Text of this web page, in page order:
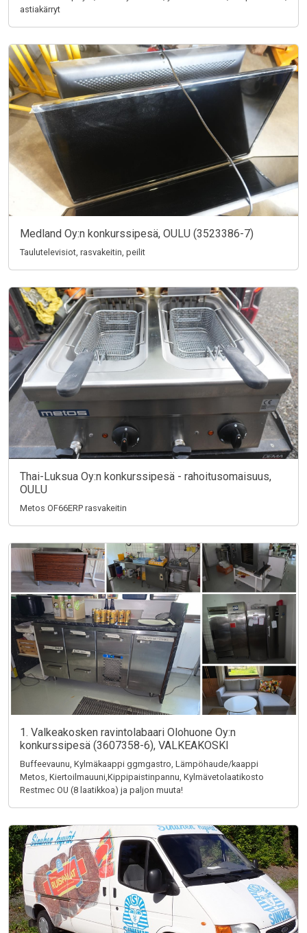
astiakärryt
Medland Oy:n konkurssipesä, OULU (3523386-7)
Taulutelevisiot, rasvakeitin, peilit
Thai-Luksua Oy:n konkurssipesä - rahoitusomaisuus,
OULU
Metos OF66ERP rasvakeitin
1. Valkeakosken ravintolabaari Olohuone Oy:n
konkurssipesä (3607358-6), VALKEAKOSKI
Buffeevaunu, Kylmäkaappi ggmgastro, Lämpöhaude/kaappi
Metos, Kiertoilmauuni,Kippipaistinpannu, Kylmävetolaatikosto
Restmec OU (8 laatikkoa) ja paljon muuta!